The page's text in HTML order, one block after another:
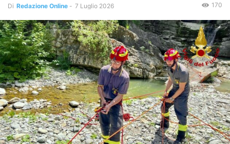
Di Redazione Online - 7 Luglio 2026 170